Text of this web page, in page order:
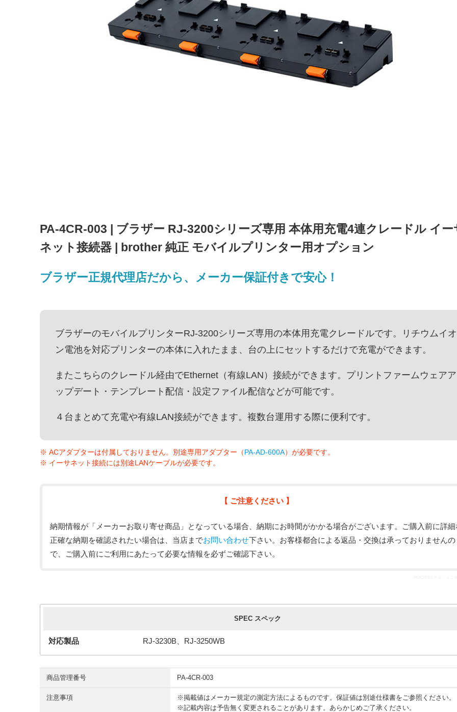
PA-4CR-003 | ブラザー RJ-3200シリーズ専用 本体用充電4連クレードル イー
ネット接続器 | brother 純正 モバイルプリンター用オプション
ブラザー正規代理店だから、メーカー保証付きで安心！
ブラザーのモバイルプリンターRJ-3200シリーズ専用の本体用充電クレードルです。リチウムイオ
ン電池を対応プリンターの本体に入れたまま、台の上にセットするだけで充電ができます。
またこちらのクレードル経由でEthernet（有線LAN）接続ができます。プリントファームウェアア
ップデート・テンプレート配信・設定ファイル配信などが可能です。
４台まとめて充電や有線LAN接続ができます。複数台運用する際に便利です。
ACアダプターは付属しておりません。別途専用アダプター（ PA-AD-600A）が必要です。
イーサネット接続には別途LANケーブルが必要です。
【 ご注意ください 】
納期情報が「メーカーお取り寄せ商品」となっている場合、納期にお時間がかかる場合がございます。ご購入前に詳
正確な納期を確認されたい場合は、当店までお問い合わせ下さい。お客様都合による返品・交換は承っておりませんの
で、ご購入前にご利用にあたって必要な情報を必ずご確認下さい。
SPEC スペック
対応製品 RJ-3230B、RJ-3250WB
商品管理番号 PA-4CR-003
注意事項
※掲載値はメーカー規定の測定方法によるものです。保証値は別途仕様書をご参照ください。
※記載内容は予告無く変更されることがあります。あらかじめご了承ください。